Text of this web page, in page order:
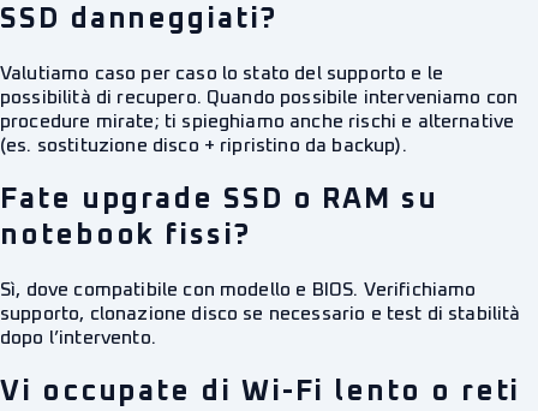
SSD danneggiati?
Valutiamo caso per caso lo stato del supporto e le
possibilità di recupero. Quando possibile interveniamo con
procedure mirate; ti spieghiamo anche rischi e alternative
(es. sostituzione disco + ripristino da backup).
Fate upgrade SSD o RAM su
notebook fissi?
Sì, dove compatibile con modello e BIOS. Verifichiamo
supporto, clonazione disco se necessario e test di stabilità
dopo l’intervento.
Vi occupate di Wi-Fi lento o reti